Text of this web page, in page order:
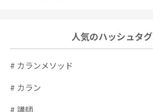
人気のハッシュタグ
# カランメソッド
# カラン
# 講師